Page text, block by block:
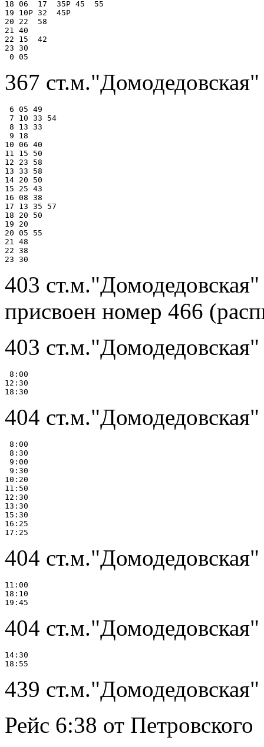
18 06  17  35Р 45  55
19 10Р 32  45Р
20 22  58
21 40
22 15  42
23 30
367
6 05 49
7 10 33 54
8 13 33
9 18
10 06 40
11 15 50
12 23 58
13 33 58
14 20 50
15 25 43
16 08 38
17 13 35 57
18 20 50
19 20
20 05 55
21 48
22 38
403
присвоен номер 466
403
8:00
12:30
404
8:00
8:30
9:00
9:30
10:20
11:50
12:30
13:30
15:30
16:25
404 ст.м."Домодедовская"
11:00
18:10
404
14:30
439
Рейс 6:38 от Петровского